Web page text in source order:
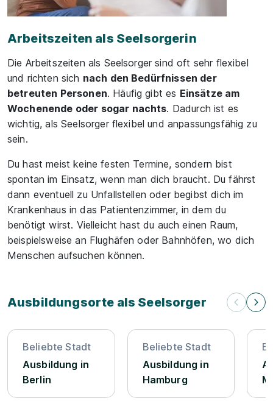
Arbeitszeiten als Seelsorgerin
Die Arbeitszeiten als Seelsorger sind oft sehr flexibel
und richten sich nach den Bedürfnissen der
betreuten Personen. Häufig gibt es Einsätze am
Wochenende oder sogar nachts. Dadurch ist es
wichtig, als Seelsorger flexibel und anpassungsfähig zu
sein.
Du hast meist keine festen Termine, sondern bist
spontan im Einsatz, wenn man dich braucht. Du fährst
dann eventuell zu Unfallstellen oder begibst dich im
Krankenhaus in das Patientenzimmer, in dem du
benötigt wirst. Vielleicht hast du auch einen Raum,
beispielsweise an Flughäfen oder Bahnhöfen, wo dich
Menschen aufsuchen können.
Ausbildungsorte als Seelsorger
Beliebte Stadt
Ausbildung in
Berlin
Beliebte Stadt
Ausbildung in
Hamburg